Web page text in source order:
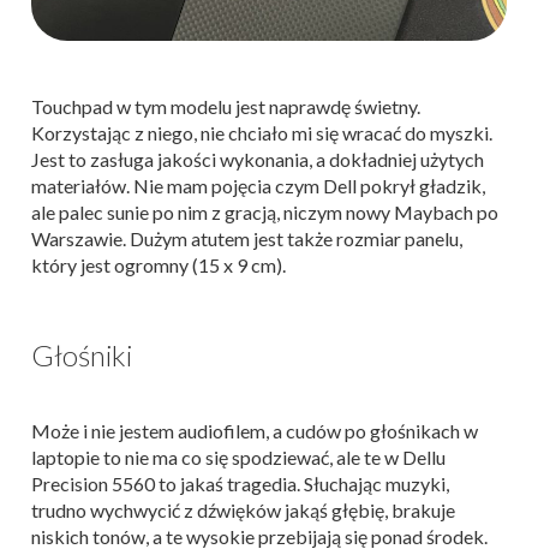
Touchpad w tym modelu jest naprawdę świetny.
Korzystając z niego, nie chciało mi się wracać do myszki.
Jest to zasługa jakości wykonania, a dokładniej użytych
materiałów. Nie mam pojęcia czym Dell pokrył gładzik,
ale palec sunie po nim z gracją, niczym nowy Maybach po
Warszawie. Dużym atutem jest także rozmiar panelu,
który jest ogromny (15 x 9 cm).
Głośniki
Może i nie jestem audiofilem, a cudów po głośnikach w
laptopie to nie ma co się spodziewać, ale te w Dellu
Precision 5560 to jakaś tragedia. Słuchając muzyki,
trudno wychwycić z dźwięków jakąś głębię, brakuje
niskich tonów, a te wysokie przebijają się ponad środek.